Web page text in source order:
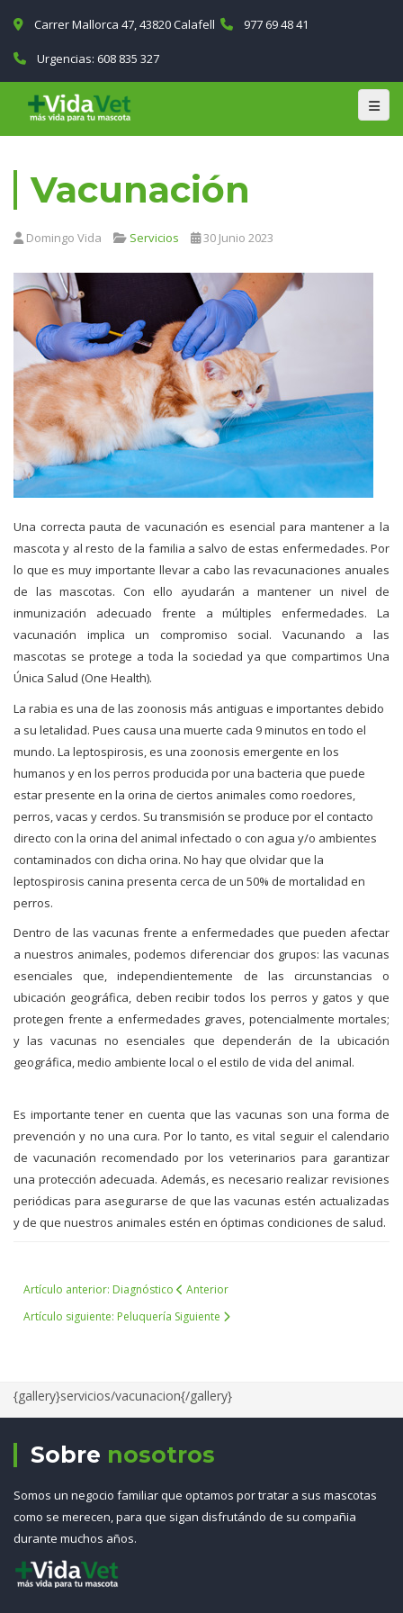
Carrer Mallorca 47, 43820 Calafell 977 69 48 41
Urgencias: 608 835 327
Vacunación
Domingo Vida Servicios 30 Junio 2023
Una correcta pauta de vacunación es esencial para mantener a la
mascota y al resto de la familia a salvo de estas enfermedades. Por
lo que es muy importante llevar a cabo las revacunaciones anuales
de las mascotas. Con ello ayudarán a mantener un nivel de
inmunización adecuado frente a múltiples enfermedades. La
vacunación implica un compromiso social. Vacunando a las
mascotas se protege a toda la sociedad ya que compartimos Una
Única Salud (One Health).
La rabia es una de las zoonosis más antiguas e importantes debido
a su letalidad. Pues causa una muerte cada 9 minutos en todo el
mundo. La leptospirosis, es una zoonosis emergente en los
humanos y en los perros producida por una bacteria que puede
estar presente en la orina de ciertos animales como roedores,
perros, vacas y cerdos. Su transmisión se produce por el contacto
directo con la orina del animal infectado o con agua y/o ambientes
contaminados con dicha orina. No hay que olvidar que la
leptospirosis canina presenta cerca de un 50% de mortalidad en
perros.
Dentro de las vacunas frente a enfermedades que pueden afectar
a nuestros animales, podemos diferenciar dos grupos: las vacunas
esenciales que, independientemente de las circunstancias o
ubicación geográfica, deben recibir todos los perros y gatos y que
protegen frente a enfermedades graves, potencialmente mortales;
y las vacunas no esenciales que dependerán de la ubicación
geográfica, medio ambiente local o el estilo de vida del animal.
Es importante tener en cuenta que las vacunas son una forma de
prevención y no una cura. Por lo tanto, es vital seguir el calendario
de vacunación recomendado por los veterinarios para garantizar
una protección adecuada. Además, es necesario realizar revisiones
periódicas para asegurarse de que las vacunas estén actualizadas
y de que nuestros animales estén en óptimas condiciones de salud.
Artículo anterior: Diagnóstico
Anterior
Artículo siguiente: Peluquería Siguiente
{gallery}servicios/vacunacion{/gallery}
Sobre nosotros
Somos un negocio familiar que optamos por tratar a sus mascotas
como se merecen, para que sigan disfrutándo de su compañia
durante muchos años.